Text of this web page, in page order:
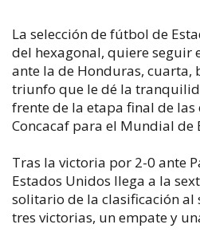
La selección de fútbol de
del hexagonal, quiere seguir
ante la de Honduras, cuarta,
triunfo que le dé la
frente de la etapa final de
Concacaf para el Mundial de
Tras la victoria por 2-0 ante
Estados Unidos llega a la
solitario de la clasificación
tres victorias, un empate y